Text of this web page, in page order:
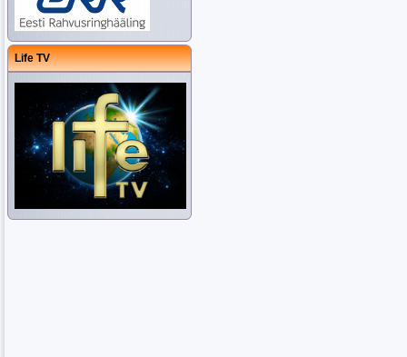
Life TV